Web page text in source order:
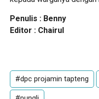
Penulis : Benny
Editor : Chairul
#dpc projamin tapteng